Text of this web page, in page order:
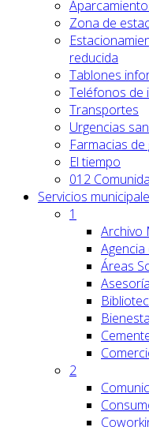
Zona de
reducida
Tablones
Teléfonos de
Transportes
Urgencias
Farmacias de
El tiempo
012
Servicios
1
Archivo
Áreas
2